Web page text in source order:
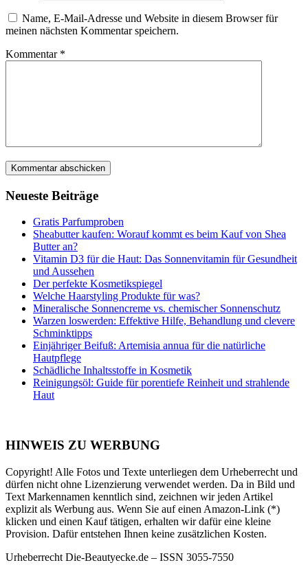
Name, E-Mail-Adresse und Website in diesem Browser für
meinen nächsten Kommentar speichern.
Kommentar *
Neueste Beiträge
Gratis Parfumproben
Sheabutter kaufen: Worauf kommt es beim Kauf von Shea
Butter an?
Vitamin D3 für die Haut: Das Sonnenvitamin für Gesundheit
und Aussehen
Der perfekte Kosmetikspiegel
Welche Haarstyling Produkte für was?
Mineralische Sonnencreme vs. chemischer Sonnenschutz
Warzen loswerden: Effektive Hilfe, Behandlung und clevere
Schminktipps
Einjähriger Beifuß: Artemisia annua für die natürliche
Hautpflege
Schädliche Inhaltsstoffe in Kosmetik
Reinigungsöl: Guide für porentiefe Reinheit und strahlende
Haut
HINWEIS ZU WERBUNG
Copyright! Alle Fotos und Texte unterliegen dem Urheberrecht und
dürfen nicht ohne Lizenzierung verwendet werden. Da in Bild und
Text Markennamen kenntlich sind, zeichnen wir jeden Artikel
explizit als Werbung aus. Wenn Sie auf einen Amazon-Link (*)
klicken und einen Kauf tätigen, erhalten wir dafür eine kleine
Provision. Dafür entstehen Ihnen keine zusätzlichen Kosten.
Urheberrecht Die-Beautyecke.de – ISSN 3055-7550